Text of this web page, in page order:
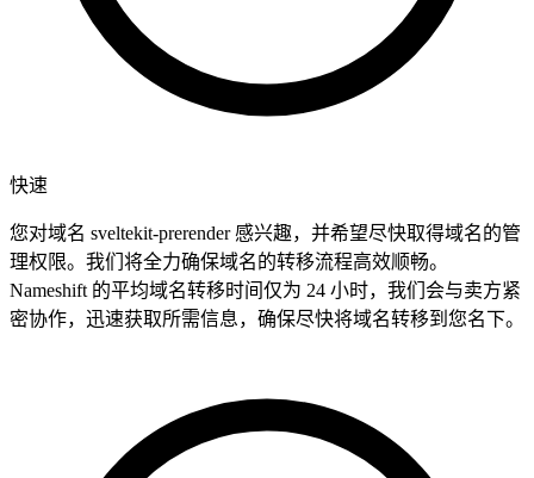
快速
您对域名 sveltekit-prerender 感兴趣，并希望尽快取得域名的管
理权限。我们将全力确保域名的转移流程高效顺畅。
Nameshift 的平均域名转移时间仅为 24 小时，我们会与卖方紧
密协作，迅速获取所需信息，确保尽快将域名转移到您名下。